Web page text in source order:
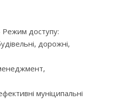
Режим доступу:
дорожні,
муніципальні